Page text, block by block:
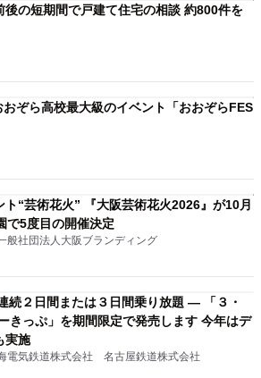
後の短期間で戸建て住宅の相談 約800件を
ぞら高校最大級のイベント「おおぞらFES
“芸術花火” 『大阪芸術花火2026』が10月
で5度目の開催決定
般社団法人大阪ブランディング
続２日間または３日間乗り放題 ― 「３・
きっぷ」を期間限定で発売します 今年はデ
実施
電気鉄道株式会社 名古屋鉄道株式会社